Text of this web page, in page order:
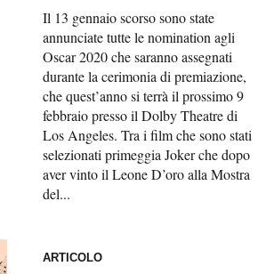
Il 13 gennaio scorso sono state
annunciate tutte le nomination agli
Oscar 2020 che saranno assegnati
durante la cerimonia di premiazione,
che quest’anno si terrà il prossimo 9
febbraio presso il Dolby Theatre di
Los Angeles. Tra i film che sono stati
selezionati primeggia Joker che dopo
aver vinto il Leone D’oro alla Mostra
del...
ARTICOLO